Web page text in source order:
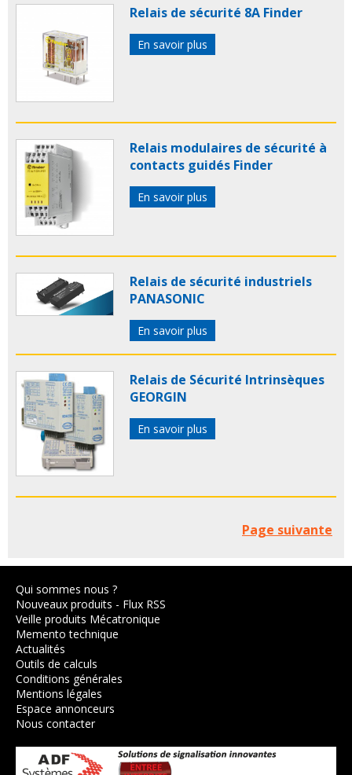
Relais de sécurité 8A Finder
En savoir plus
Relais modulaires de sécurité à
contacts guidés Finder
En savoir plus
Relais de sécurité industriels
PANASONIC
En savoir plus
Relais de Sécurité Intrinsèques
GEORGIN
En savoir plus
Page suivante
Qui sommes nous ?
Nouveaux produits - Flux RSS
Veille produits Mécatronique
Memento technique
Actualités
Outils de calculs
Conditions générales
Mentions légales
Espace annonceurs
Nous contacter